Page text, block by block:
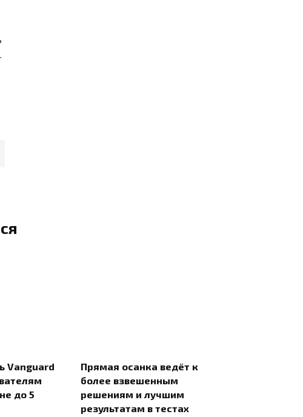
Vanguard
до 5
Прямая осанка ведёт к
более взвешенным
решениям и лучшим
результатам в тестах